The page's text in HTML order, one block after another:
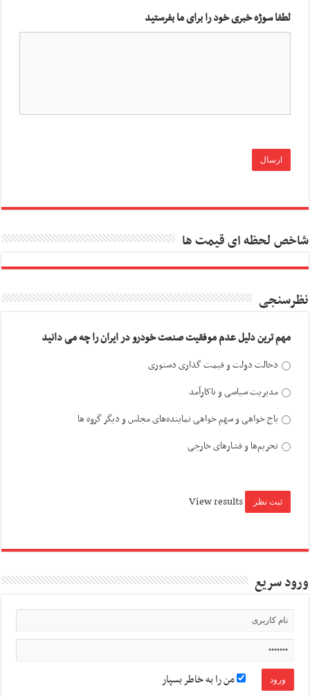
لطفا سوژه خبری خود را برای ما بفرستید
شاخص لحظه ای قیمت ها
نظرسنجی
مهم ترین دلیل عدم موفقیت صنعت خودرو در ایران را چه می دانید
دخالت دولت و قیمت گذاری دستوری
مدیریت سیاسی و ناکارآمد
باج خواهی و سهم خواهی نماینده‌های مجلس و دیگر گروه ها
تحریم‌ها و فشارهای خارجی
View results
ورود سریع
من را به خاطر بسپار